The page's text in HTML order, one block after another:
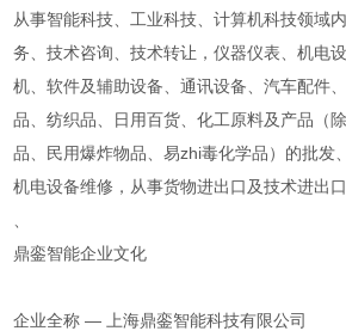
从事智能科技、工业科技、计算机科技领域
务、技术咨询、技术转让，仪器仪表、机电
机、软件及辅助设备、通讯设备、汽车配件
品、纺织品、日用百货、化工原料及产品（
品、民用爆炸物品、易zhi毒化学品）的批发
机电设备维修，从事货物进出口及技术进出口
鼎銮智能企业文化
企业全称 — 上海鼎銮智能科技有限公司